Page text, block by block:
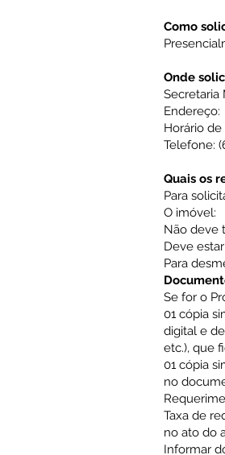
Como
Onde
Secretaria
Endereço:
Horário
Telefone:
Quais os
Para
O imóvel:
Não deve
Deve
Para
Se for o
01 cópia
digital e
etc.), que
01 cópia
no
Taxa de
no ato do
Informar